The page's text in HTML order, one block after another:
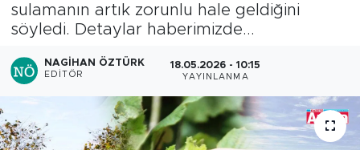
sulamanın artık zorunlu hale geldiğini
söyledi. Detaylar haberimizde...
NAGIHAN ÖZTÜRK
EDITÖR
18.05.2026 - 10:15
YAYINLANMA
Son Dakika Haberleri
Haber Arşivi